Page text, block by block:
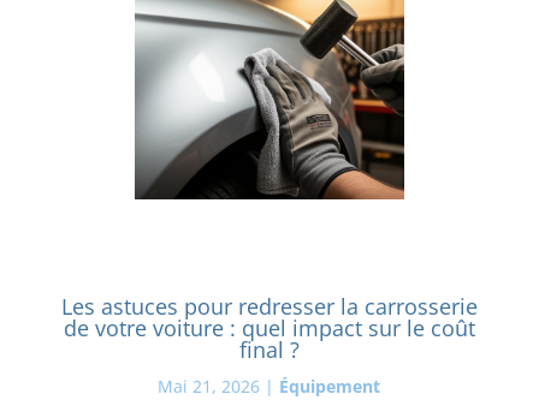
Les astuces pour redresser la carrosserie
de votre voiture : quel impact sur le coût
final ?
Mai 21, 2026 | Équipement